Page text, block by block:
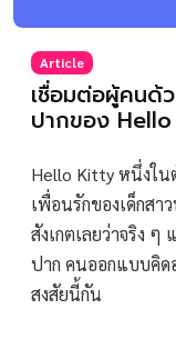
Article
เชื่อมต่อผู้คนด้ว
ปากของ
Hello Kitty หนึ่งใน
เพื่อนรักของเด็กสา
สังเกตเลยว่าจริง
ปาก คนออกแบบคิด
สงสัยนี้กัน